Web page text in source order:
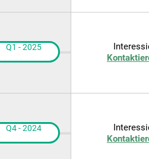
Q1 - 2025
Q4 - 2024